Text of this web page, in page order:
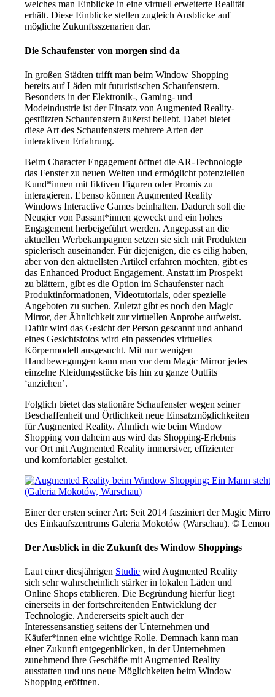
welches man Einblicke in eine virtuell erweiterte Realität
erhält. Diese Einblicke stellen zugleich Ausblicke auf
mögliche Zukunftsszenarien dar.
Die Schaufenster von morgen sind da
In großen Städten trifft man beim Window Shopping
bereits auf Läden mit futuristischen Schaufenstern.
Besonders in der Elektronik-, Gaming- und
Modeindustrie ist der Einsatz von Augmented Reality-
gestützten Schaufenstern äußerst beliebt. Dabei bietet
diese Art des Schaufensters mehrere Arten der
interaktiven Erfahrung.
Beim Character Engagement öffnet die AR-Technologie
das Fenster zu neuen Welten und ermöglicht potenziellen
Kund*innen mit fiktiven Figuren oder Promis zu
interagieren. Ebenso können Augmented Reality
Windows Interactive Games beinhalten. Dadurch soll die
Neugier von Passant*innen geweckt und ein hohes
Engagement herbeigeführt werden. Angepasst an die
aktuellen Werbekampagnen setzen sie sich mit Produkten
spielerisch auseinander. Für diejenigen, die es eilig haben,
aber von den aktuellsten Artikel erfahren möchten, gibt es
das Enhanced Product Engagement. Anstatt im Prospekt
zu blättern, gibt es die Option im Schaufenster nach
Produktinformationen, Videotutorials, oder spezielle
Angeboten zu suchen. Zuletzt gibt es noch den Magic
Mirror, der Ähnlichkeit zur virtuellen Anprobe aufweist.
Dafür wird das Gesicht der Person gescannt und anhand
eines Gesichtsfotos wird ein passendes virtuelles
Körpermodell ausgesucht. Mit nur wenigen
Handbewegungen kann man vor dem Magic Mirror jedes
einzelne Kleidungsstücke bis hin zu ganze Outfits
‘anziehen’.
Folglich bietet das stationäre Schaufenster wegen seiner
Beschaffenheit und Örtlichkeit neue Einsatzmöglichkeiten
für Augmented Reality. Ähnlich wie beim Window
Shopping von daheim aus wird das Shopping-Erlebnis
vor Ort mit Augmented Reality immersiver, effizienter
und komfortabler gestaltet.
Einer der ersten seiner Art: Seit 2014 fasziniert der Magic
des Einkaufszentrums Galeria Mokotów (Warschau). © Lemon
Der Ausblick in die Zukunft des Window Shoppings
Laut einer diesjährigen Studie wird Augmented Reality
sich sehr wahrscheinlich stärker in lokalen Läden und
Online Shops etablieren. Die Begründung hierfür liegt
einerseits in der fortschreitenden Entwicklung der
Technologie. Andererseits spielt auch der
Interessensanstieg seitens der Unternehmen und
Käufer*innen eine wichtige Rolle. Demnach kann man
einer Zukunft entgegenblicken, in der Unternehmen
zunehmend ihre Geschäfte mit Augmented Reality
ausstatten und uns neue Möglichkeiten beim Window
Shopping eröffnen.